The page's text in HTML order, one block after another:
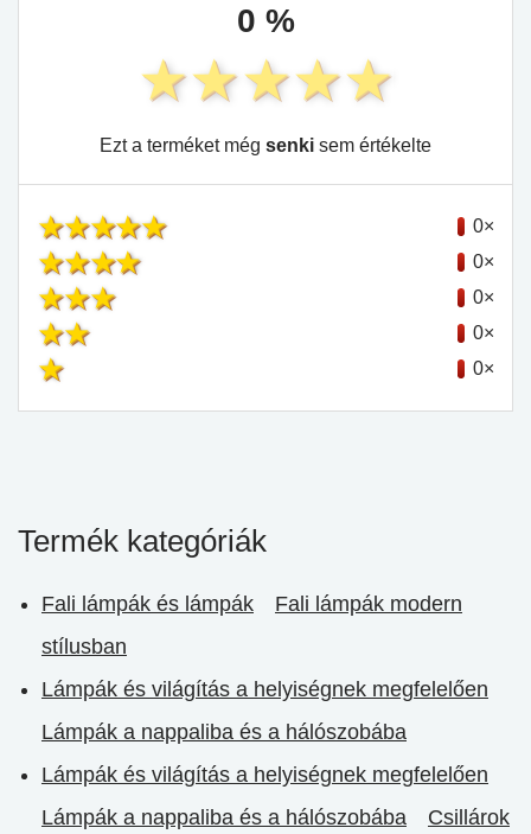
0 %
Ezt a terméket még senki sem értékelte
0×
0×
0×
0×
0×
Termék kategóriák
Fali lámpák és lámpák
Fali lámpák modern
stílusban
Lámpák és világítás a helyiségnek megfelelően
Lámpák a nappaliba és a hálószobába
Lámpák és világítás a helyiségnek megfelelően
Lámpák a nappaliba és a hálószobába
Csillárok